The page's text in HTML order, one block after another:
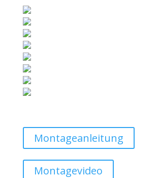
Montageanleitung
Montagevideo